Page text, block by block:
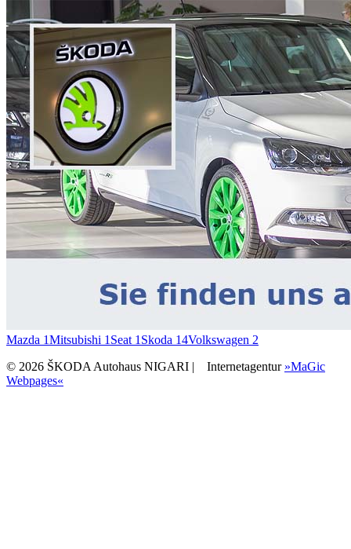
Mazda 1Mitsubishi 1 Seat 1 Skoda 14Volkswagen 2
© 2026 ŠKODA Autohaus NIGARI |
Internetagentur »MaGic
Webpages«